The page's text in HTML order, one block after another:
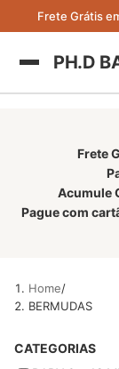
Frete Grátis
PH.D
Frete
Acumule
Pague com
Home
BERMUDAS
CATEGORIAS